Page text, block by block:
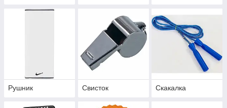
Рушник Свисток Скакалка